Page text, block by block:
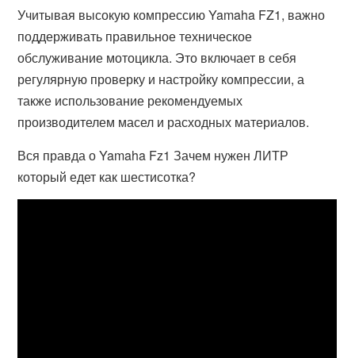
Учитывая высокую компрессию Yamaha FZ1, важно
поддерживать правильное техническое
обслуживание мотоцикла. Это включает в себя
регулярную проверку и настройку компрессии, а
также использование рекомендуемых
производителем масел и расходных материалов.
Вся правда о Yamaha Fz1 Зачем нужен ЛИТР
который едет как шестисотка?